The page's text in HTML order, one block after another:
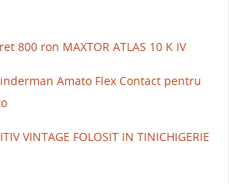
800 ron MAXTOR ATLAS 10 K IV
Amato Flex Contact pentru
VINTAGE FOLOSIT IN TINICHIGERIE